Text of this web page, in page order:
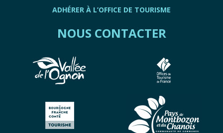
ADHÉRER À L’OFFICE DE TOURISME
NOUS CONTACTER